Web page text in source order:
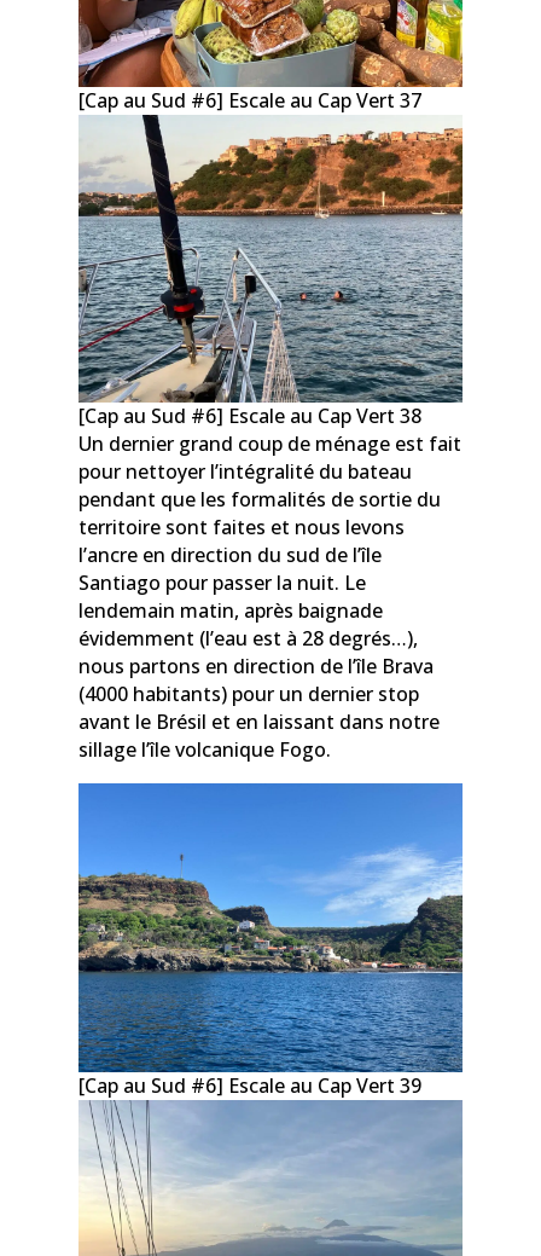
[Cap au Sud #6] Escale au Cap Vert 37
[Cap au Sud #6] Escale au Cap Vert 38
Un dernier grand coup de ménage est fait
pour nettoyer l’intégralité du bateau
pendant que les formalités de sortie du
territoire sont faites et nous levons
l’ancre en direction du sud de l’île
Santiago pour passer la nuit. Le
lendemain matin, après baignade
évidemment (l’eau est à 28 degrés…),
nous partons en direction de l’île Brava
(4000 habitants) pour un dernier stop
avant le Brésil et en laissant dans notre
sillage l’île volcanique Fogo.
[Cap au Sud #6] Escale au Cap Vert 39